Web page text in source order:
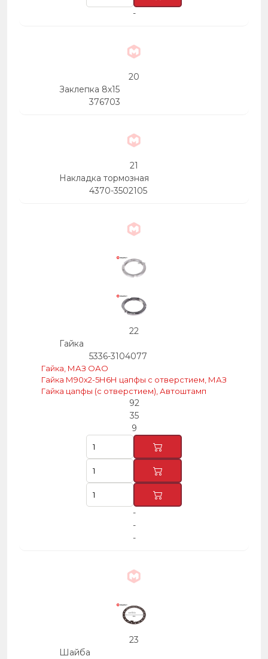
-
20
Заклепка 8х15
376703
21
Накладка тормозная
4370-3502105
22
Гайка
5336-3104077
Гайка, МАЗ ОАО
Гайка М90х2-5Н6Н цапфы с отверстием, МАЗ
Гайка цапфы (с отверстием), Автоштамп
92
35
9
-
-
-
23
Шайба